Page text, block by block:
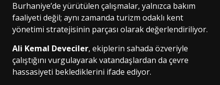
Burhaniye’de yürütülen çalışmalar, yalnızca bakım
faaliyeti değil; aynı zamanda turizm odaklı kent
yönetimi stratejisinin parçası olarak değerlendiriliyor.
Ali Kemal Deveciler, ekiplerin sahada özveriyle
çalıştığını vurgulayarak vatandaşlardan da çevre
hassasiyeti beklediklerini ifade ediyor.